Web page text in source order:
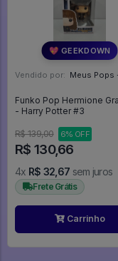
💖 GEEKDOWN
Vendido por: Meus Pops
Funko Pop Hermione
- Harry Potter #3
R$ 139,00 6% OFF
R$ 130,66
4x R$ 32,67 sem juros
Frete Grátis
Carrinho